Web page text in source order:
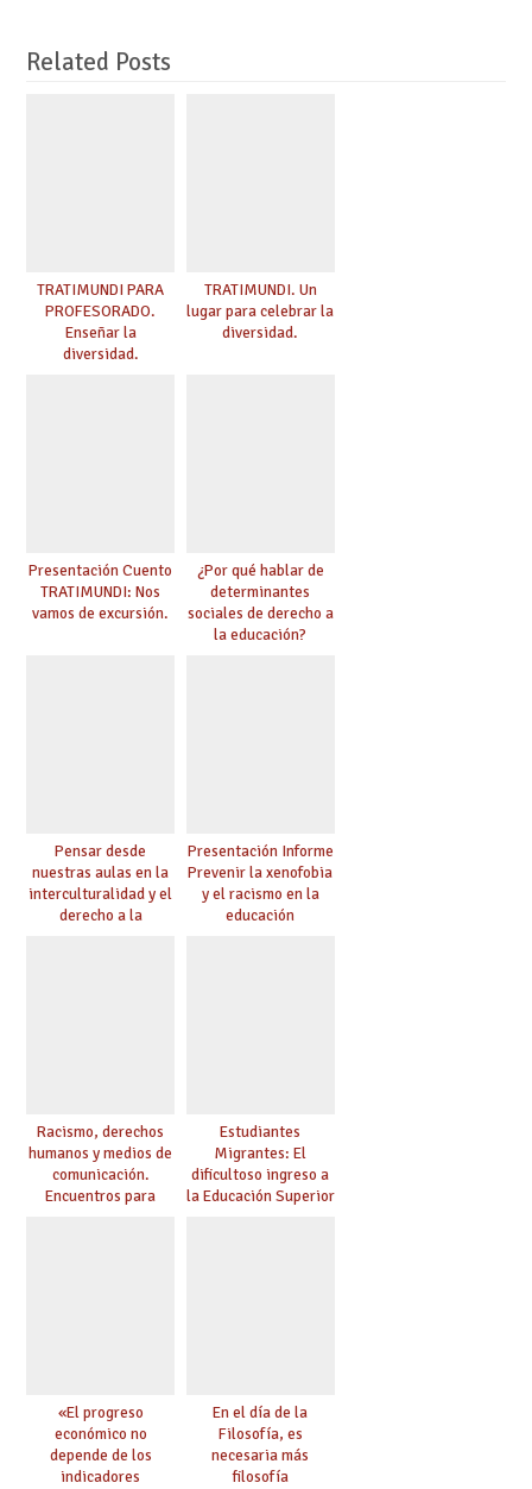
Related Posts
TRATIMUNDI PARA
PROFESORADO.
Enseñar la
diversidad.
TRATIMUNDI. Un
lugar para celebrar la
diversidad.
Presentación Cuento
TRATIMUNDI: Nos
vamos de excursión.
¿Por qué hablar de
determinantes
sociales de derecho a
la educación?
Pensar desde
nuestras aulas en la
interculturalidad y el
derecho a la
Presentación Informe
Prevenir la xenofobia
y el racismo en la
educación
Racismo, derechos
humanos y medios de
comunicación.
Encuentros para
Estudiantes
Migrantes: El
dificultoso ingreso a
la Educación Superior
«El progreso
económico no
depende de los
indicadores
En el día de la
Filosofía, es
necesaria más
filosofía